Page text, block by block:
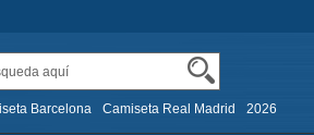
Barcelona Camiseta Real Madrid 2026